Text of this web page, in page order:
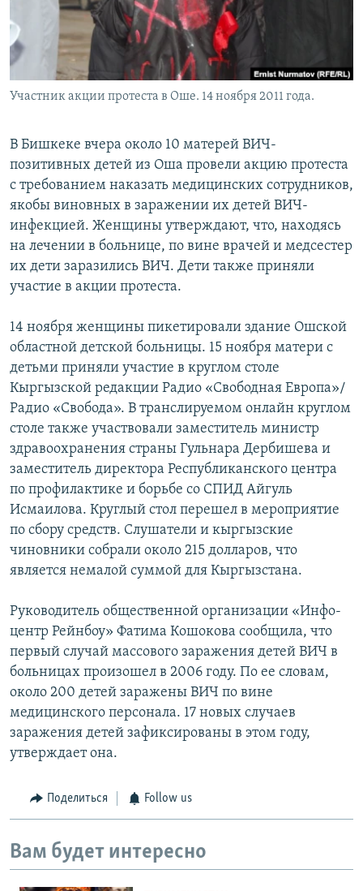
Участник акции протеста в Оше. 14 ноября 2011 года.
В Бишкеке вчера около 10 матерей ВИЧ-
позитивных детей из Оша провели акцию протеста
с требованием наказать медицинских сотрудников,
якобы виновных в заражении их детей ВИЧ-
инфекцией. Женщины утверждают, что, находясь
на лечении в больнице, по вине врачей и медсестер
их дети заразились ВИЧ. Дети также приняли
участие в акции протеста.
14 ноября женщины пикетировали здание Ошской
областной детской больницы. 15 ноября матери с
детьми приняли участие в круглом столе
Кыргызской редакции Радио «Свободная Европа»/
Радио «Свобода». В транслируемом онлайн круглом
столе также участвовали заместитель министр
здравоохранения страны Гульнара Дербишева и
заместитель директора Республиканского центра
по профилактике и борьбе со СПИД Айгуль
Исмаилова. Круглый стол перешел в мероприятие
по сбору средств. Слушатели и кыргызские
чиновники собрали около 215 долларов, что
является немалой суммой для Кыргызстана.
Руководитель общественной организации «Инфо-
центр Рейнбоу» Фатима Кошокова сообщила, что
первый случай массового заражения детей ВИЧ в
больницах произошел в 2006 году. По ее словам,
около 200 детей заражены ВИЧ по вине
медицинского персонала. 17 новых случаев
заражения детей зафиксированы в этом году,
утверждает она.
Поделиться Follow us
Вам будет интересно